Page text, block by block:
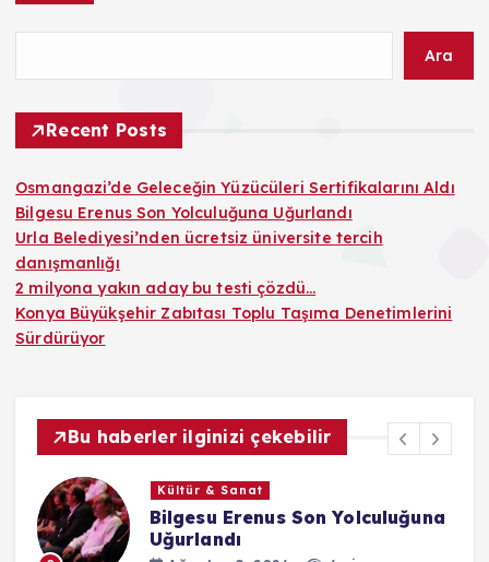
Ara
Recent Posts
Osmangazi’de Geleceğin Yüzücüleri Sertifikalarını Aldı
Bilgesu Erenus Son Yolculuğuna Uğurlandı
Urla Belediyesi’nden ücretsiz üniversite tercih
danışmanlığı
2 milyona yakın aday bu testi çözdü…
Konya Büyükşehir Zabıtası Toplu Taşıma Denetimlerini
Sürdürüyor
Bu haberler ilginizi çekebilir
Gündem
Urla Belediyesi’nden
üniversite tercih